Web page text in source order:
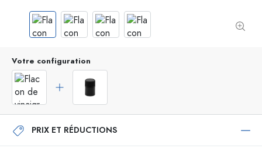
Votre configuration
PRIX ET RÉDUCTIONS